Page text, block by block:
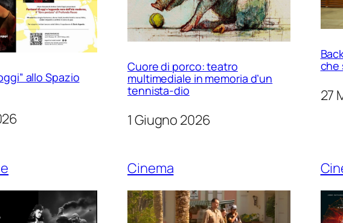
allo Spazio
Cuore di porco: teatro
multimediale in memoria d’un
tennista-dio
1 Giugno 2026
che
27
Cinema